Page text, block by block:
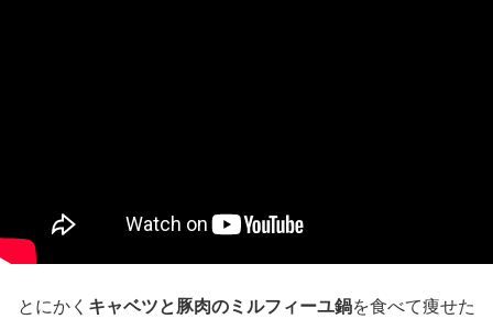
とにかく キャベツと豚肉のミルフィーユ鍋を食べて痩せた